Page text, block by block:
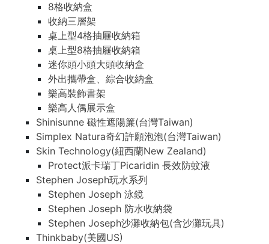
8格收納盒
收納三層架
桌上型4格抽屜收納箱
桌上型8格抽屜收納箱
迷你頭小頭大頭收納盒
外出攜帶盒、綜合收納盒
樂高裝飾書架
樂高人偶展示盒
Shinisunne 磁性遮陽簾(台灣Taiwan)
Simplex Natura奇幻許願泡泡(台灣Taiwan)
Skin Technology(紐西蘭New Zealand)
Protect派卡瑞丁Picaridin 長效防蚊液
Stephen Joseph玩水系列
Stephen Joseph 泳鏡
Stephen Joseph 防水收納袋
Stephen Joseph沙灘收納包(含沙灘玩具)
Thinkbaby(美國US)